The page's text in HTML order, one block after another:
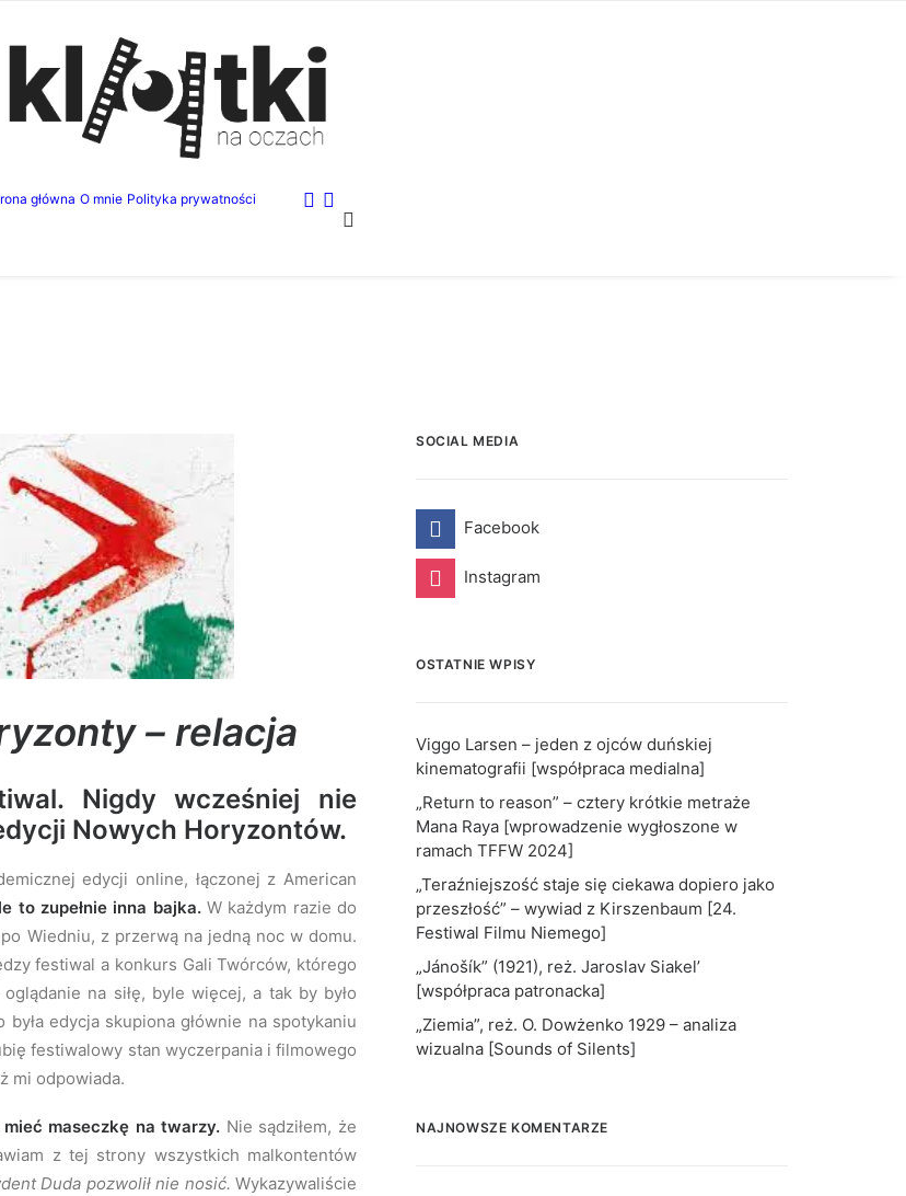
główna O mnie Polityka prywatności
– relacja
Nigdy wcześniej nie
Nowych Horyzontów.
edycji online, łączonej z American
to zupełnie inna bajka.W każdym razie do
Wiedniu, z przerwą na jedną noc w domu.
festiwal a konkurs Gali Twórców, którego
na siłę, byle więcej, a tak by było
edycja skupiona głównie na spotykaniu
festiwalowy stan wyczerpania i filmowego
mi odpowiada.
maseczkę na twarzy. Nie sądziłem, że
z tej strony wszystkich malkontentów
Duda pozwolił nie nosić. Wykazywaliście
SOCIAL MEDIA
Facebook
Instagram
OSTATNIE WPISY
Viggo Larsen – jeden z ojców duńskiej
kinematografii [współpraca medialna]
„Return to reason” – cztery krótkie metraże
Mana Raya [wprowadzenie wygłoszone w
ramach TFFW 2024]
„Teraźniejszość staje się ciekawa dopiero jako
przeszłość” – wywiad z Kirszenbaum [24.
Festiwal Filmu Niemego]
„Jánošík” (1921), reż. Jaroslav Siakel’
[współpraca patronacka]
„Ziemia”, reż. O. Dowżenko 1929 – analiza
wizualna [Sounds of Silents]
NAJNOWSZE KOMENTARZE